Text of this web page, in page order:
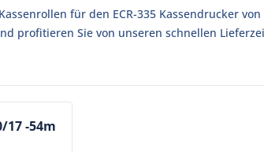
für den ECR-335 Kassendrucker
profitieren Sie von unseren schnellen
17 -54m